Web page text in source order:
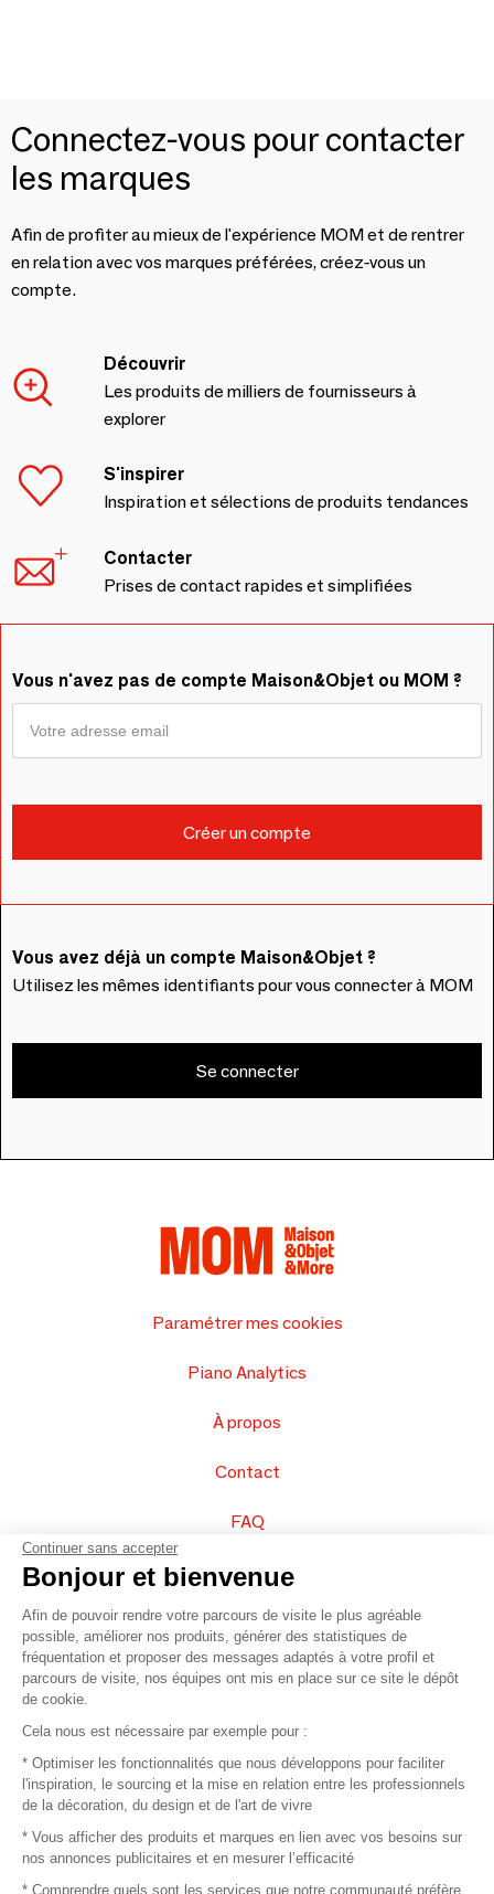
Connectez-vous pour contacter
les marques
Afin de profiter au mieux de l'expérience MOM et de rentrer
en relation avec vos marques préférées, créez-vous un
compte.
Découvrir
Les produits de milliers de fournisseurs à
explorer
S'inspirer
Inspiration et sélections de produits tendances
Contacter
Prises de contact rapides et simplifiées
Vous n'avez pas de compte Maison&Objet ou MOM ?
Vous avez déjà un compte Maison&Objet ?
Utilisez les mêmes identifiants pour vous connecter à MOM
Se connecter
Paramétrer mes cookies
Piano Analytics
À propos
Contact
FAQ
Vendez vos produits
Plan du site
© 2016 –Organisation SAFI
Recrutement
Continuer sans accepter
Bonjour et bienvenue
Afin de pouvoir rendre votre parcours de visite le plus agréable
possible, améliorer nos produits, générer des statistiques de
fréquentation et proposer des messages adaptés à votre profil et
parcours de visite, nos équipes ont mis en place sur ce site le dépôt
de cookie.
Cela nous est nécessaire par exemple pour :
* Optimiser les fonctionnalités que nous développons pour faciliter
l'inspiration, le sourcing et la mise en relation entre les professionnels
de la décoration, du design et de l'art de vivre
* Vous afficher des produits et marques en lien avec vos besoins sur
nos annonces publicitaires et en mesurer l’efficacité
* Comprendre quels sont les services que notre communauté préfère